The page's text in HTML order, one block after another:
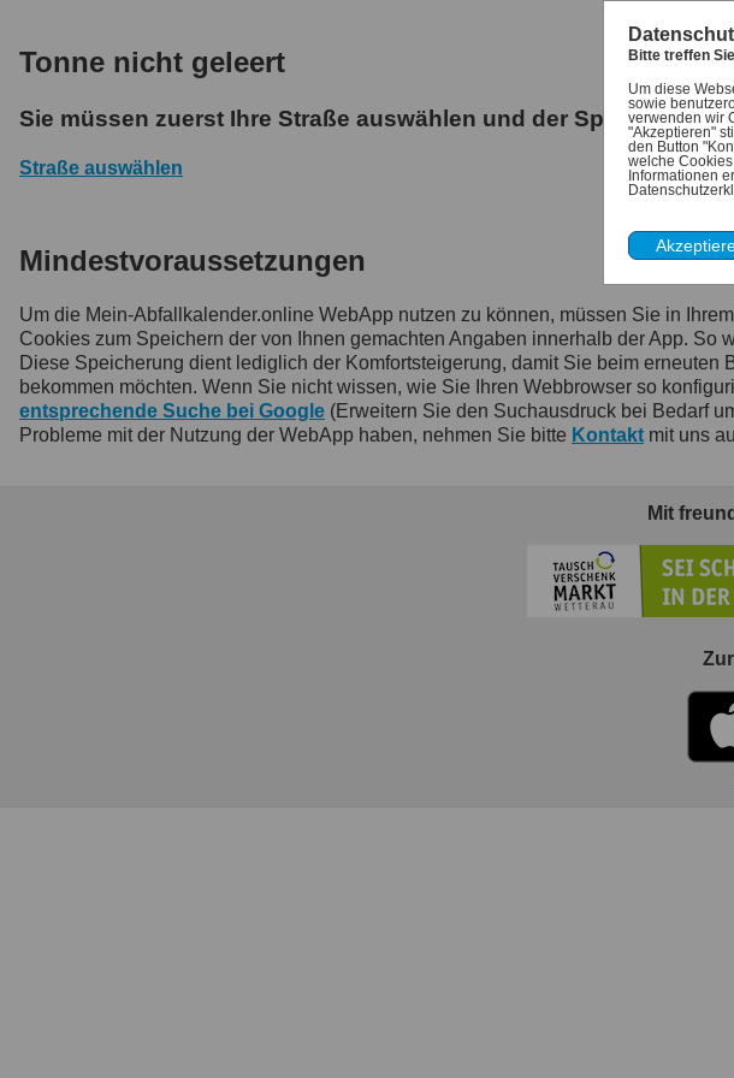
Tonne nicht geleert
Sie müssen zuerst Ihre Straße auswählen und der Speicherung
Straße auswählen
Mindestvoraussetzungen
Um die Mein-Abfallkalender.online WebApp nutzen zu können, müssen Sie in
Cookies zum Speichern der von Ihnen gemachten Angaben innerhalb der App.
Diese Speicherung dient lediglich der Komfortsteigerung, damit Sie beim
bekommen möchten. Wenn Sie nicht wissen, wie Sie Ihren Webbrowser so
entsprechende Suche bei Google (Erweitern Sie den Suchausdruck bei Bedarf
Probleme mit der Nutzung der WebApp haben, nehmen Sie bitte Kontakt mit uns
Mit
Bitte treffen
Um diese
sowie
verwenden wir
"Akzeptieren"
den Button
welche
Informationen